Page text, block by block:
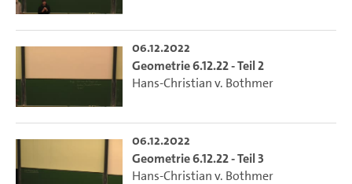
06.12.2022
Geometrie 6.12.22 - Teil 2
Hans-Christian v. Bothmer
06.12.2022
Geometrie 6.12.22 - Teil 3
Hans-Christian v. Bothmer